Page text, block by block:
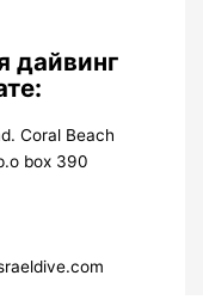
дайвинг
Coral Beach
box 390